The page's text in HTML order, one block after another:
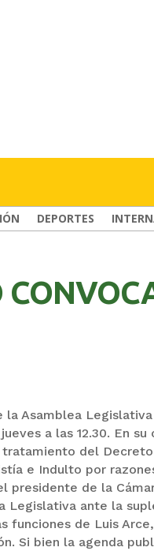
DEPORTES
la Asamblea
a las 12.30. En
del
e Indulto por
presidente de la
Legislativa ante la
funciones de Luis
Si bien la agenda